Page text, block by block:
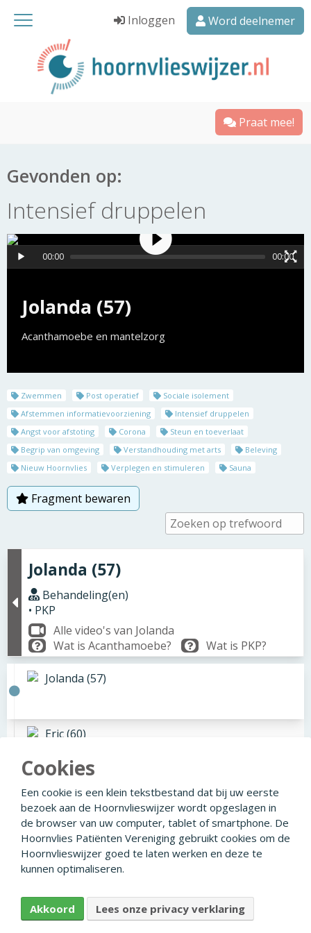
Inloggen Word deelnemer
Praat mee!
Gevonden op:
Intensief druppelen
Jolanda (57)
Acanthamoebe en mantelzorg
00:00 00:00
Zwemmen Post operatief
Sociale isolement
Afstemmen informatievoorziening
Intensief druppelen
Angst voor afstoting
Corona
Steun en toeverlaat
Begrip van omgeving
Verstandhouding met arts
Beleving
Nieuw Hoornvlies
Verplegen en stimuleren Sauna
Fragment bewaren
Jolanda (57)
Behandeling(en)
• PKP
Alle video's van Jolanda
Wat is Acanthamoebe?
Wat is PKP?
Jolanda (57)
Eric (60)
© 2026 Facebook Linkedin Privacyverklaring
Cookies
Een cookie is een klein tekstbestand dat bij uw eerste
bezoek aan de Hoornvlieswijzer wordt opgeslagen in
de browser van uw computer, tablet of smartphone. De
Hoornvlies Patiënten Vereniging gebruikt cookies om de
Hoornvlieswijzer goed te laten werken en deze te
kunnen optimaliseren.
Akkoord Lees onze privacy verklaring